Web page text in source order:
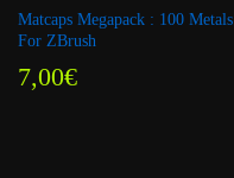
Matcaps Megapack : 100 Metals
For ZBrush
7,00€